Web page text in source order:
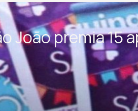
João premia 15